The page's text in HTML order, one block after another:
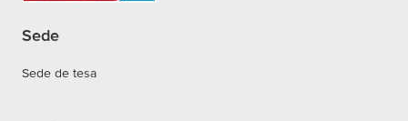
Sede
Sede de tesa